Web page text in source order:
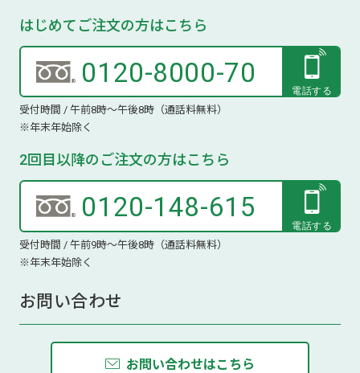
はじめてご注文の方はこちら
0120-8000-70
受付時間 / 午前8時～午後8時（通話料無料）
※年末年始除く
2回目以降のご注文の方はこちら
0120-148-615
受付時間 / 午前9時～午後8時（通話料無料）
※年末年始除く
お問い合わせ
お問い合わせはこちら